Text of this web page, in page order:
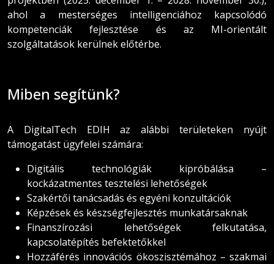
ahol a mesterséges intelligenciához kapcsolódó
kompetenciák fejlesztése és az MI-orientált
szolgáltatások kerülnek előtérbe.
Miben segítünk?
A DigitalTech EDIH az alábbi területeken nyújt
támogatást ügyfelei számára:
Digitális technológiák kipróbálása –
kockázatmentes tesztelési lehetőségek
Szakértői tanácsadás és egyéni konzultációk
Képzések és készségfejlesztés munkatársaknak
Finanszírozási lehetőségek felkutatása,
kapcsolatépítés befektetőkkel
Hozzáférés innovációs ökoszisztémához – szakmai